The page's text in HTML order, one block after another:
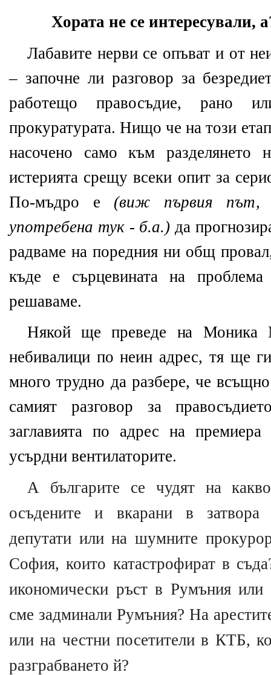
Хората не се интересували,
Лабавите нерви се опъват и от
– започне ли разговор за
работещо правосъдие, рано
прокуратурата. Нищо че на този
насочено само към разделянето
истерията срещу всеки опит за
По-мъдро е (виж първия път,
употребена тук - б.а.) да
радваме на поредния ни общ
къде е сърцевината на
решаваме.
Някой ще преведе на Моника
небивалици по неин адрес, тя ще
много трудно да разбере, че
самият разговор за
заглавията по адрес на
усърдни вентилаторите.
А българите се чудят на
осъдените и вкарани в
депутати или на шумните
София, които катастрофират в
икономически ръст в Румъния или
сме задминали Румъния? На
или на честни посетители в КТБ,
разграбването й?